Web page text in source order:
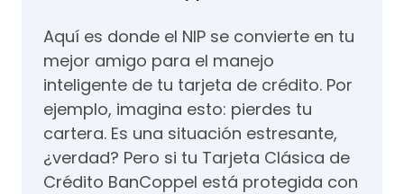
Aquí es donde el NIP se convierte en tu
mejor amigo para el manejo
inteligente de tu tarjeta de crédito. Por
ejemplo, imagina esto: pierdes tu
cartera. Es una situación estresante,
¿verdad? Pero si tu Tarjeta Clásica de
Crédito BanCoppel está protegida con